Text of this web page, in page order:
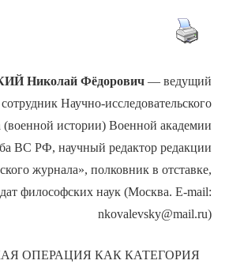
Николай Фёдорович — ведущий
Научно-исследовательского
(военной истории) Военной академии
ВС РФ, научный редактор редакции
журнала», полковник в отставке,
философских наук (Москва. Е-mail:
nkovalevsky@mail.ru)
ОПЕРАЦИЯ КАК КАТЕГОРИЯ